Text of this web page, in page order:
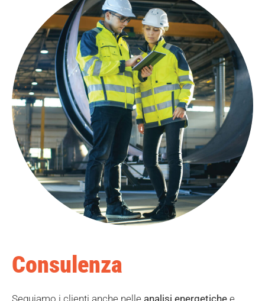
Consulenza
Seguiamo i clienti anche nelle analisi energetiche e